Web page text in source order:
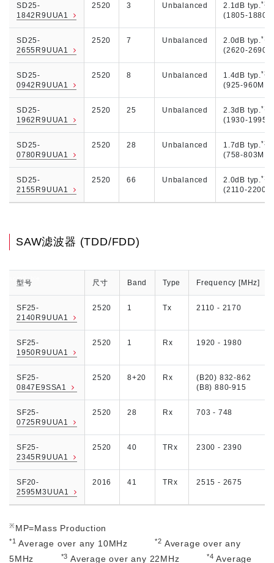
SD25-
1842R9UUA1
2520 3 Unbalanced 2.1dB typ.*2
(1805-
SD25-
2655R9UUA1
2520 7 Unbalanced 2.0dB typ.*1
(2620-
SD25-
0942R9UUA1
2520 8 Unbalanced 1.4dB typ.*2
(925-
SD25-
1962R9UUA1
2520 25 Unbalanced 2.3dB typ.*1
(1930-
SD25-
0780R9UUA1
2520 28 Unbalanced 1.7dB typ.*2
(758-
SD25-
2155R9UUA1
2520 66 Unbalanced 2.0dB typ.*1
(2110-
SAW滤波器 (TDD/FDD)
型号 尺寸 Band Type Frequency [MHz]
SF25-
2140R9UUA1
2520 1 Tx 2110 - 2170
SF25-
1950R9UUA1
2520 1 Rx 1920 - 1980
SF25-
0847E9SSA1
2520 8+20 Rx
(B20) 832-862
(B8) 880-915
SF25-
0725R9UUA1
2520 28 Rx 703 - 748
SF25-
2345R9UUA1
2520 40 TRx 2300 - 2390
SF20-
2595M3UUA1
2016 41 TRx 2515 - 2675
scrollable
※MP=Mass Production
*1 Average over any 10MHz *2 Average over any
5MHz
*3 Average over any 22MHz *4 Average